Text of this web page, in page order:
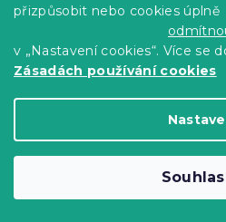
přizpůsobit nebo cookies úplně
v „Nastavení cookies“. Více se
Zásadách používání cookies
-10 % s kódem:
BTS10